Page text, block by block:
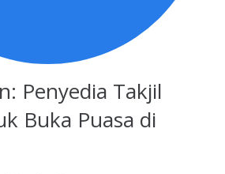
Penyedia Takjil
Buka Puasa di